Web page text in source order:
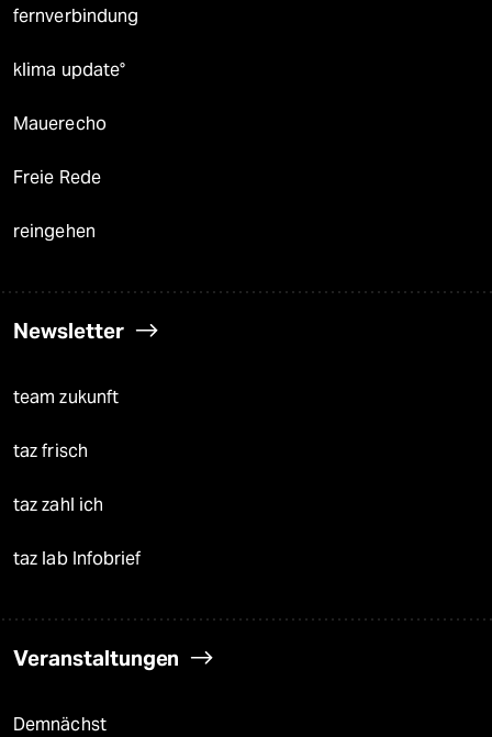
fernverbindung
klima update°
Mauerecho
Freie Rede
reingehen
Newsletter
team zukunft
taz frisch
taz zahl ich
taz lab Infobrief
Veranstaltungen
Demnächst